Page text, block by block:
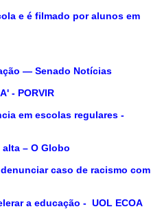
e é filmado por alunos em
— Senado Notícias
- PORVIR
em escolas regulares -
– O Globo
caso de racismo com
a educação - UOL ECOA